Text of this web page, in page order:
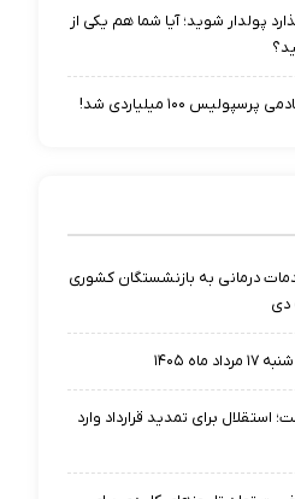
پولدار شوید؛ آیا شما هم یکی از
۱۰۰ میلیاردی شد!
درمانی به بازنشستگان کشوری
دی
۱۴۰۵
استقلال برای تمدید قرارداد وارد